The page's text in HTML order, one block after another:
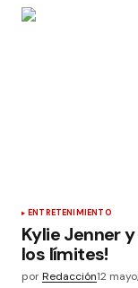
ENTRETENIMIENTO
Kylie Jenner
los límites!
porRedacción12